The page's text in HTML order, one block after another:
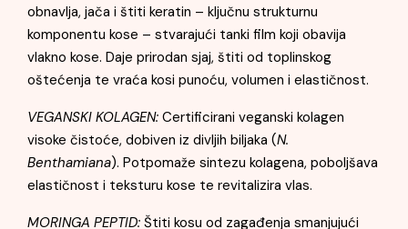
obnavlja, jača i štiti keratin – ključnu strukturnu
komponentu kose – stvarajući tanki film koji obavija
vlakno kose. Daje prirodan sjaj, štiti od toplinskog
oštećenja te vraća kosi punoću, volumen i elastičnost.
VEGANSKI KOLAGEN: Certificirani veganski kolagen
visoke čistoće, dobiven iz divljih biljaka (N.
Benthamiana). Potpomaže sintezu kolagena, poboljšava
elastičnost i teksturu kose te revitalizira vlas.
MORINGA PEPTID: Štiti kosu od zagađenja smanjujući